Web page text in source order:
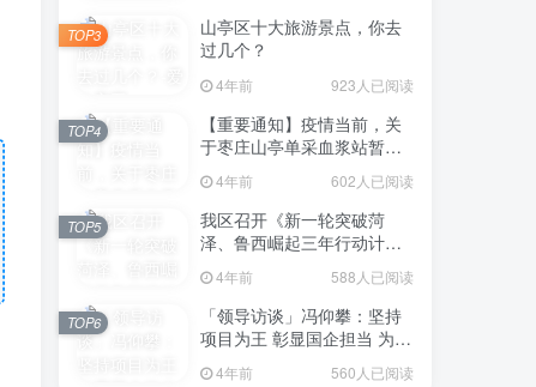
山亭区十大旅游景点，你去
过几个？
4年前 923人已阅读
TOP3
【重要通知】疫情当前，关
于枣庄山亭单采血浆站暂停
4年前 602人已阅读
TOP4
我区召开《新一轮突破菏
泽、鲁西崛起三年行动计划
意见稿）政策分析研判会议
4年前 588人已阅读
TOP5
「领导访谈」冯仰攀：坚持
项目为王 彰显国企担当 为全
4年前 560人已阅读
TOP6